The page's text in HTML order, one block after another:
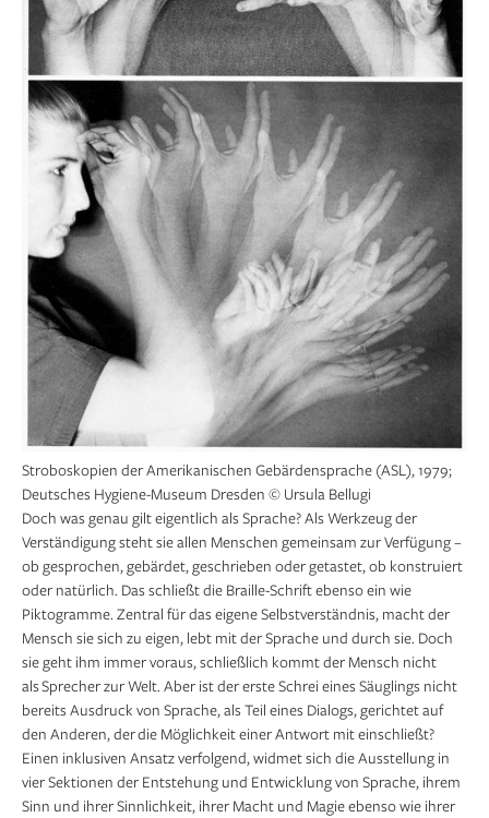
Stroboskopien der Amerikanischen Gebärdensprache (ASL), 1979;
Deutsches Hygiene-Museum Dresden © Ursula Bellugi
Doch was genau gilt eigentlich als Sprache? Als Werkzeug der
Verständigung steht sie allen Menschen gemeinsam zur Verfügung –
ob gesprochen, gebärdet, geschrieben oder getastet, ob konstruiert
oder natürlich. Das schließt die Braille-Schrift ebenso ein wie
Piktogramme. Zentral für das eigene Selbstverständnis, macht der
Mensch sie sich zu eigen, lebt mit der Sprache und durch sie. Doch
sie geht ihm immer voraus, schließlich kommt der Mensch nicht
als Sprecher zur Welt. Aber ist der erste Schrei eines Säuglings nicht
bereits Ausdruck von Sprache, als Teil eines Dialogs, gerichtet auf
den Anderen, der die Möglichkeit einer Antwort mit einschließt?
Einen inklusiven Ansatz verfolgend, widmet sich die Ausstellung in
vier Sektionen der Entstehung und Entwicklung von Sprache, ihrem
Sinn und ihrer Sinn­lichkeit, ihrer Macht und Magie ebenso wie ihrer